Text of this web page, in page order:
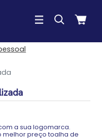
a sua logomarca.
preço toalha de